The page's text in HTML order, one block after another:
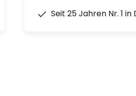
Seit 25 Jahren Nr. 1